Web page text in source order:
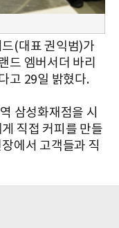
(대표 권익범)가
드 엠버서더 바리
고 29일 밝혔다.
삼성화재점을 시
직접 커피를 만들
에서 고객들과 직